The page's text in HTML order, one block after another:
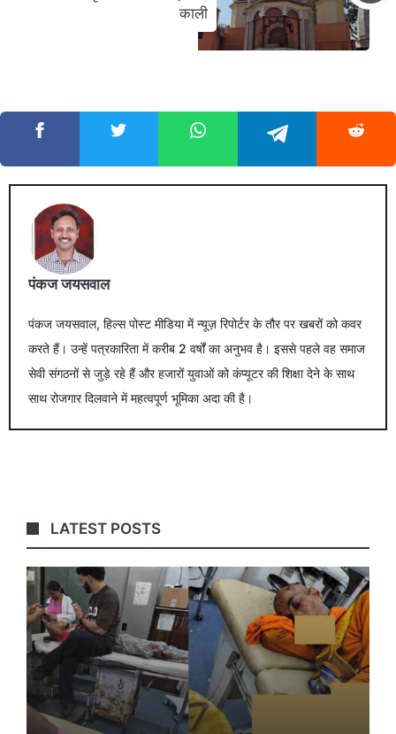
काली
पंकज जयसवाल
पंकज जयसवाल, हिल्स पोस्ट मीडिया में न्यूज़ रिपोर्टर के तौर पर खबरों को कवर
करते हैं। उन्हें पत्रकारिता में करीब 2 वर्षों का अनुभव है। इससे पहले वह समाज
सेवी संगठनों से जुड़े रहे हैं और हजारों युवाओं को कंप्यूटर की शिक्षा देने के साथ
साथ रोजगार दिलवाने में महत्वपूर्ण भूमिका अदा की है।
LATEST POSTS